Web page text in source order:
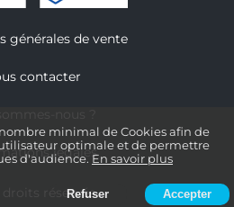
minimal de Cookies afin de
optimale et de permettre
d'audience. En savoir plus
Refuser Accepter
générales de vente
contacter
légales
droits réservés